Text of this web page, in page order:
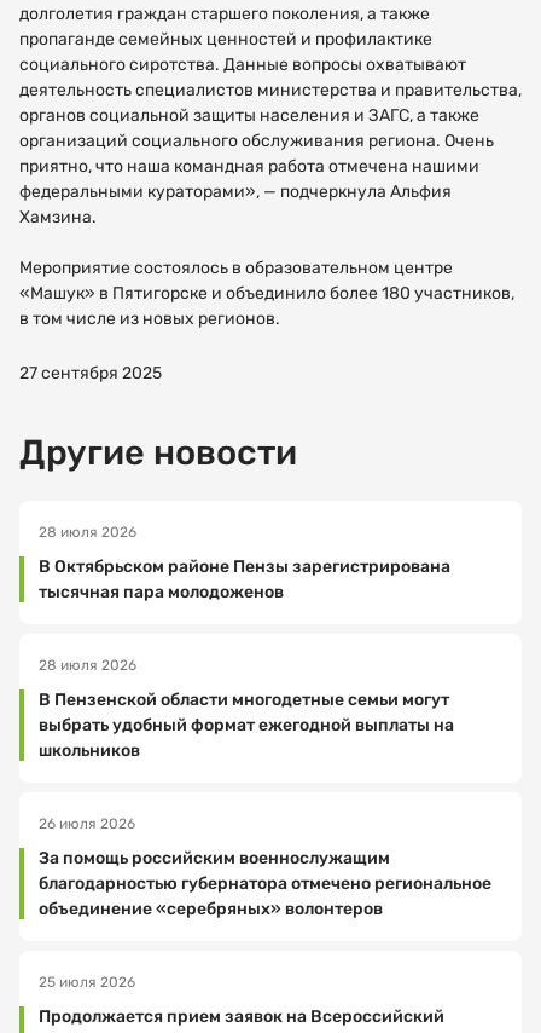
долголетия граждан старшего поколения, а также
пропаганде семейных ценностей и профилактике
социального сиротства. Данные вопросы охватывают
деятельность специалистов министерства и правительства,
органов социальной защиты населения и ЗАГС, а также
организаций социального обслуживания региона. Очень
приятно, что наша командная работа отмечена нашими
федеральными кураторами», — подчеркнула Альфия
Хамзина.
Мероприятие состоялось в образовательном центре
«Машук» в Пятигорске и объединило более 180 участников,
в том числе из новых регионов.
27 сентября 2025
Другие новости
28 июля 2026
В Октябрьском районе Пензы зарегистрирована
тысячная пара молодоженов
28 июля 2026
В Пензенской области многодетные семьи могут
выбрать удобный формат ежегодной выплаты на
школьников
26 июля 2026
За помощь российским военнослужащим
благодарностью губернатора отмечено региональное
объединение «серебряных» волонтеров
25 июля 2026
Продолжается прием заявок на Всероссийский
Как
Спасибо!
МНЕ ВСЕ
ПОНЯТНО